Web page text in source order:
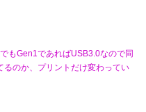
もGen1であればUSB3.0なので同
るのか、プリントだけ変わってい